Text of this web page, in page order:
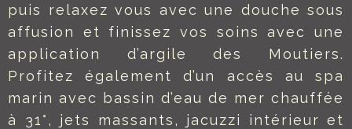
puis relaxez vous avec une douche sous
affusion et finissez vos soins avec une
application d’argile des Moutiers.
Profitez également d’un accès au spa
marin avec bassin d’eau de mer chauffée
à 31°, jets massants, jacuzzi intérieur et